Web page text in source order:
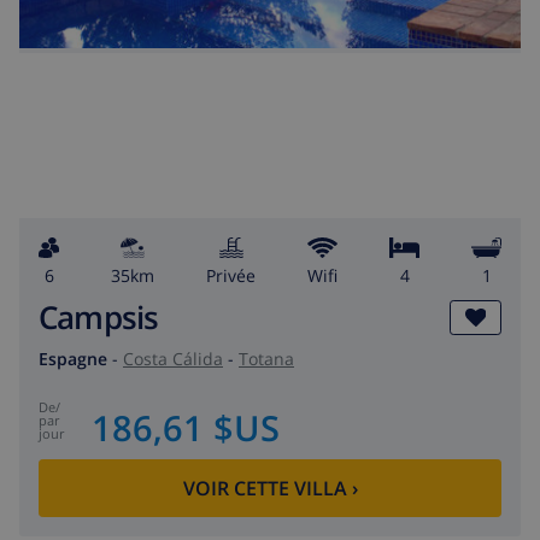
6 35km privée wifi 4 1
Campsis
Espagne - Costa Cálida - Totana
de/
par
jour 186,61 $US
VOIR CETTE VILLA›